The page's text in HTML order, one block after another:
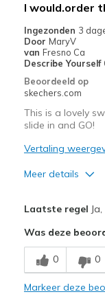
I would.order
Ingezonden 3
Door MaryV
van Fresno Ca
Describe Yourself
Beoordeeld op
skechers.com
This is a lovely
slide in and GO!
Vertaling
Meer details
Comfortable
Stylish
Laatste regel
Was deze
0 0
Markeer deze